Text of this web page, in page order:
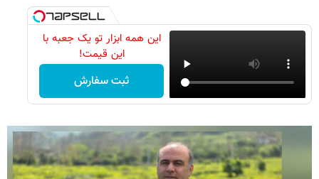
این همه ابزار تو یک جعبه با
این قیمت!
ثبت سفارش